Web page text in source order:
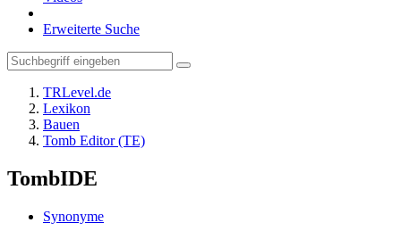
Erweiterte Suche
TRLevel.de
Lexikon
Bauen
Tomb Editor (TE)
TombIDE
Synonyme